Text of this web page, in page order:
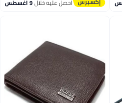
احصل عليه خلال9 اغسطس